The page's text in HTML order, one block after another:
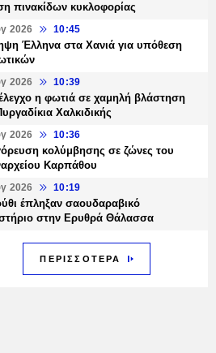
πινακίδων κυκλοφορίας
2026 10:45
Έλληνα στα Χανιά για υπόθεση
2026 10:39
η φωτιά σε χαμηλή βλάστηση
Χαλκιδικής
2026 10:36
κολύμβησης σε ζώνες του
Καρπάθου
2026 10:19
έπληξαν σαουδαραβικό
στην Ερυθρά Θάλασσα
ΠΕΡΙΣΣΟΤΕΡΑ